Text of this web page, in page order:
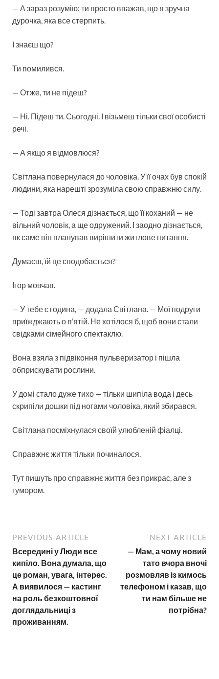
— А зараз розумію: ти просто вважав, що я зручна
дурочка, яка все стерпить.
І знаєш що?
Ти помилився.
— Отже, ти не підеш?
— Ні. Підеш ти. Сьогодні. І візьмеш тільки свої особисті
речі.
— А якщо я відмовлюся?
Світлана повернулася до чоловіка. У її очах був спокій
людини, яка нарешті зрозуміла свою справжню силу.
— Тоді завтра Олеся дізнається, що її коханий — не
вільний чоловік, а ще одружений. І заодно дізнається,
як саме він планував вирішити житлове питання.
Думаєш, їй це сподобається?
Ігор мовчав.
— У тебе є година, — додала Світлана. — Мої подруги
приїжджають о п’ятій. Не хотілося б, щоб вони стали
свідками сімейного спектаклю.
Вона взяла з підвіконня пульверизатор і пішла
обприскувати рослини.
У домі стало дуже тихо — тільки шипіла вода і десь
скрипіли дошки під ногами чоловіка, який збирався.
Світлана посміхнулася своїй улюбленій фіалці.
Справжнє життя тільки починалося.
Тут пишуть про справжнє життя без прикрас, але з
гумором.
PREVIOUS ARTICLE
Всередині у Люди все
кипіло. Вона думала, що
це роман, увага, інтерес.
А виявилося — кастинг
на роль безкоштовної
доглядальниці з
проживанням.
NEXT ARTICLE
— Мам, а чому новий
тато вчора вночі
розмовляв із кимось
телефоном і казав, що
ти нам більше не
потрібна?